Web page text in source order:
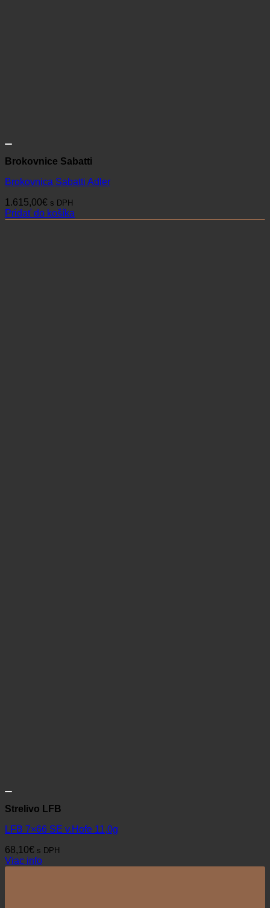
Brokovnice Sabatti
Brokovnica Sabatti Adler
1.615,00€ s DPH
Pridať do košíka
Strelivo LFB
LFB 7×66 SE v.Hofe 11,0g
68,10€ s DPH
Viac info